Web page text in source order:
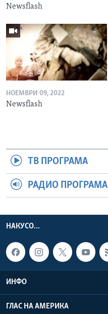
Newsflash
НОЕМВРИ 09, 2022
Newsflash
ТВ ПРОГРАМА
РАДИО ПРОГРАМА
НАКУСО...
ИНФО
ГЛАС НА АМЕРИКА